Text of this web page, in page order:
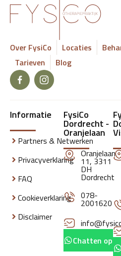
Over FysiCo Locaties
Tarieven
Blog
Informatie
Partners & Netwerken
Privacyverklaring
FAQ
Cookieverklaring
Disclaimer
FysiCo
Dordrecht -
Oranjelaan
Oranjelaan
11, 3311
DH
Dordrecht
078-
2001620
Chatten op